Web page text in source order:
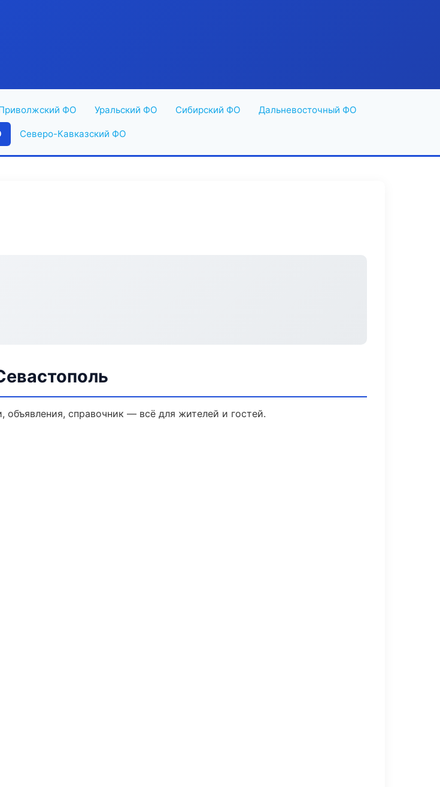
ФО Уральский ФО Сибирский ФО Дальневосточный ФО
Северо-Кавказский ФО
справочник — всё для жителей и гостей.